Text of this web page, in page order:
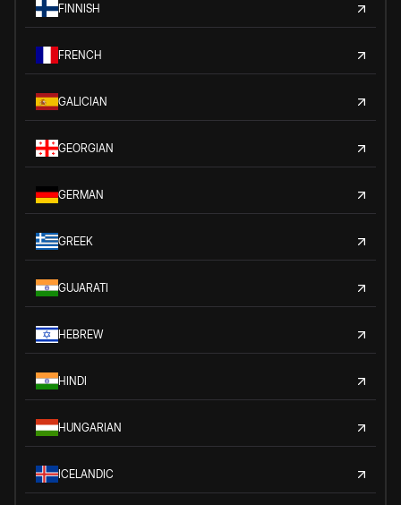
FINNISH
FRENCH
GALICIAN
GEORGIAN
GERMAN
GREEK
GUJARATI
HEBREW
HINDI
HUNGARIAN
ICELANDIC